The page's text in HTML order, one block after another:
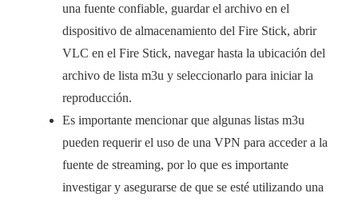
una fuente confiable, guardar el archivo en el
dispositivo de almacenamiento del Fire Stick, abrir
VLC en el Fire Stick, navegar hasta la ubicación del
archivo de lista m3u y seleccionarlo para iniciar la
reproducción.
Es importante mencionar que algunas listas m3u
pueden requerir el uso de una VPN para acceder a la
fuente de streaming, por lo que es importante
investigar y asegurarse de que se esté utilizando una